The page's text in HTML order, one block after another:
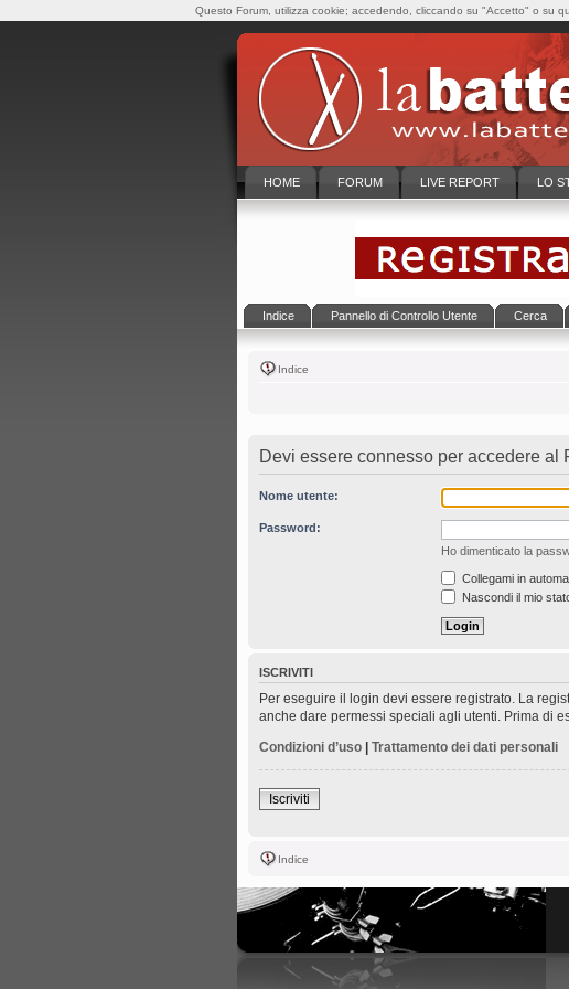
HOME FORUM LIVE REPORT LO
Indice Pannello di Controllo Utente Cerca
Indice
Devi essere connesso per accedere al
Nome utente:
Password:
Ho dimenticato la
Collegami in
Nascondi il mio
ISCRIVITI
Per eseguire il login devi essere registrato. La
anche dare permessi speciali agli utenti. Prima di
Condizioni d’uso | Trattamento dei dati personali
Iscriviti
Indice
Questo Forum, utilizza cookie; accedendo, cliccando su "Accetto" o su